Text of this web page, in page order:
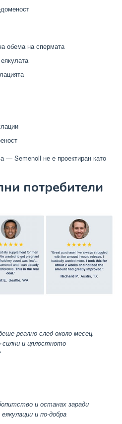
обема на спермата
— Semenoll не е проектиран като
потребители
реално след около месец.
и цялостното
и останах заради
и по-добра